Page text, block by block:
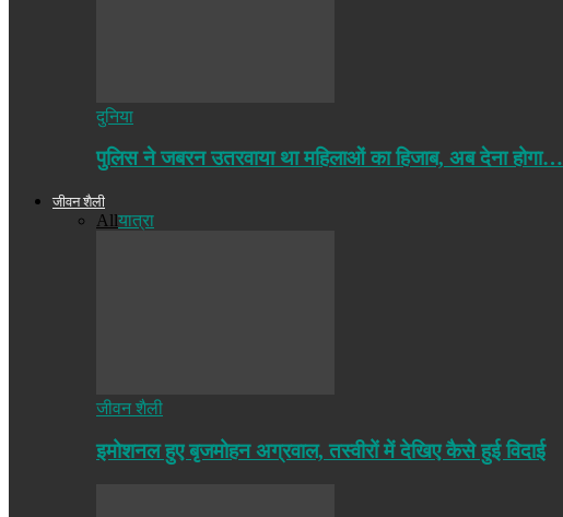
दुनिया
पुलिस ने जबरन उतरवाया था महिलाओं का हिजाब, अब देना होगा…
जीवन शैली
Allयात्रा
जीवन शैली
इमोशनल हुए बृजमोहन अग्रवाल, तस्वीरों में देखिए कैसे हुई विदाई